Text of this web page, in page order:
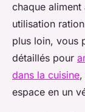
chaque
utilisation
plus loin, vous
détaillés pour
dans la cuisine,
espace en un